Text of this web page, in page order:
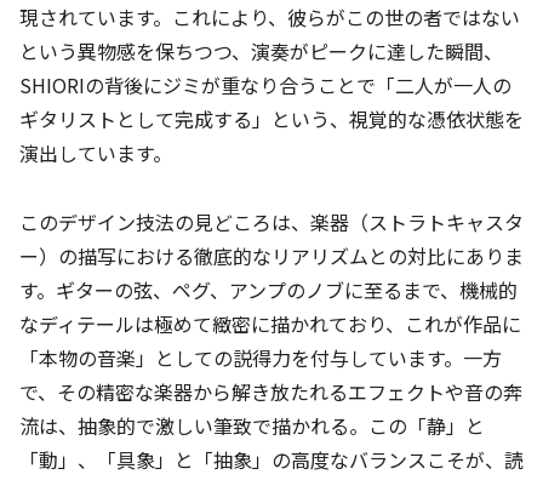
現されています。これにより、彼らがこの世の者ではない
という異物感を保ちつつ、演奏がピークに達した瞬間、
SHIORIの背後にジミが重なり合うことで「二人が一人の
ギタリストとして完成する」という、視覚的な憑依状態を
演出しています。
このデザイン技法の見どころは、楽器（ストラトキャスタ
ー）の描写における徹底的なリアリズムとの対比にありま
す。ギターの弦、ペグ、アンプのノブに至るまで、機械的
なディテールは極めて緻密に描かれており、これが作品に
「本物の音楽」としての説得力を付与しています。一方
で、その精密な楽器から解き放たれるエフェクトや音の奔
流は、抽象的で激しい筆致で描かれる。この「静」と
「動」、「具象」と「抽象」の高度なバランスこそが、読